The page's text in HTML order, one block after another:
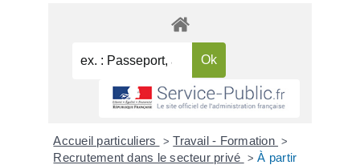
Accueil particuliers > Travail - Formation >
Recrutement dans le secteur privé > À partir